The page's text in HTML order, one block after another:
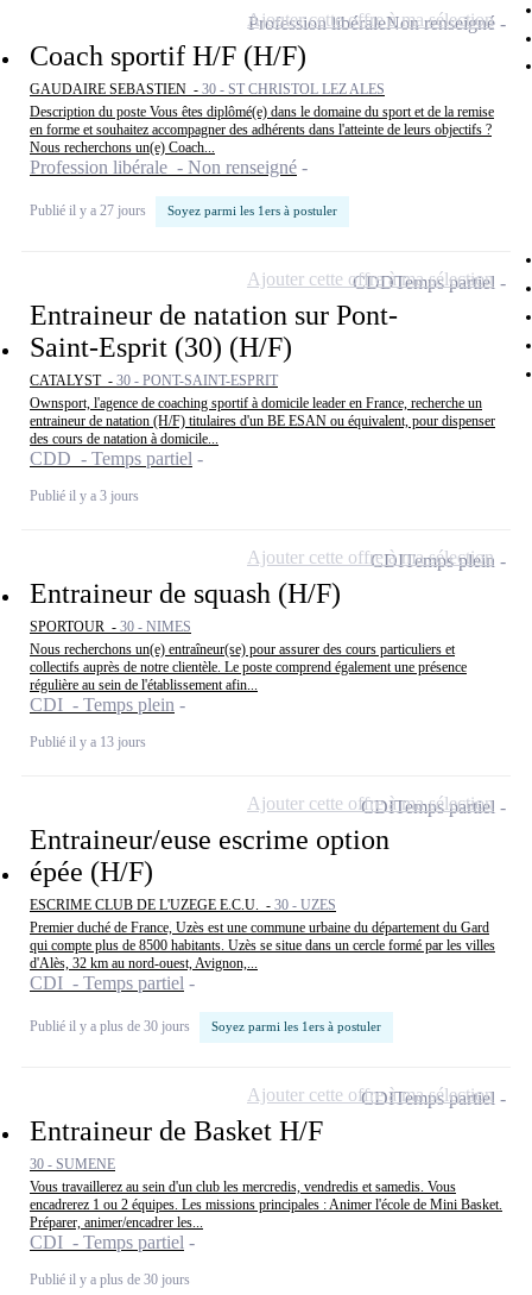
Coach sportif H/F (H/F)
GAUDAIRE SEBASTIEN - 30 - ST CHRISTOL LEZ ALES
Description du poste Vous êtes diplômé(e) dans le domaine du sport et de la remise
en forme et souhaitez accompagner des adhérents dans l'atteinte de leurs objectifs ?
Nous recherchons un(e) Coach...
Profession libérale - Non renseigné
Publié il y a 27 jours Soyez parmi les 1ers à postuler
Profession libéraleNon renseigné
Ajouter cette offre à ma sélection
Entraineur de natation sur Pont-
Saint-Esprit (30) (H/F)
CATALYST - 30 - PONT-SAINT-ESPRIT
Ownsport, l'agence de coaching sportif à domicile leader en France, recherche un
entraineur de natation (H/F) titulaires d'un BE ESAN ou équivalent, pour dispenser
des cours de natation à domicile...
CDD - Temps partiel
Publié il y a 3 jours
CDDTemps partiel
Ajouter cette offre à ma sélection
Entraineur de squash (H/F)
SPORTOUR - 30 - NIMES
Nous recherchons un(e) entraîneur(se) pour assurer des cours particuliers et
collectifs auprès de notre clientèle. Le poste comprend également une présence
régulière au sein de l'établissement afin...
CDI - Temps plein
Publié il y a 13 jours
CDITemps plein
Ajouter cette offre à ma sélection
Entraineur/euse escrime option
épée (H/F)
ESCRIME CLUB DE L'UZEGE E.C.U. - 30 - UZES
Premier duché de France, Uzès est une commune urbaine du département du Gard
qui compte plus de 8500 habitants. Uzès se situe dans un cercle formé par les villes
d'Alès, 32 km au nord-ouest, Avignon,...
CDI - Temps partiel
Publié il y a plus de 30 jours Soyez parmi les 1ers à postuler
CDITemps partiel
Ajouter cette offre à ma sélection
Entraineur de Basket H/F
30 - SUMENE
Vous travaillerez au sein d'un club les mercredis, vendredis et samedis. Vous
encadrerez 1 ou 2 équipes. Les missions principales : Animer l'école de Mini Basket.
Préparer, animer/encadrer les...
CDI - Temps partiel
Publié il y a plus de 30 jours
CDITemps partiel
Ajouter cette offre à ma sélection